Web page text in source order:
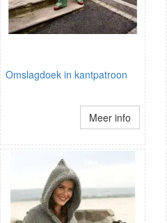
Omslagdoek in kantpatroon
Meer info